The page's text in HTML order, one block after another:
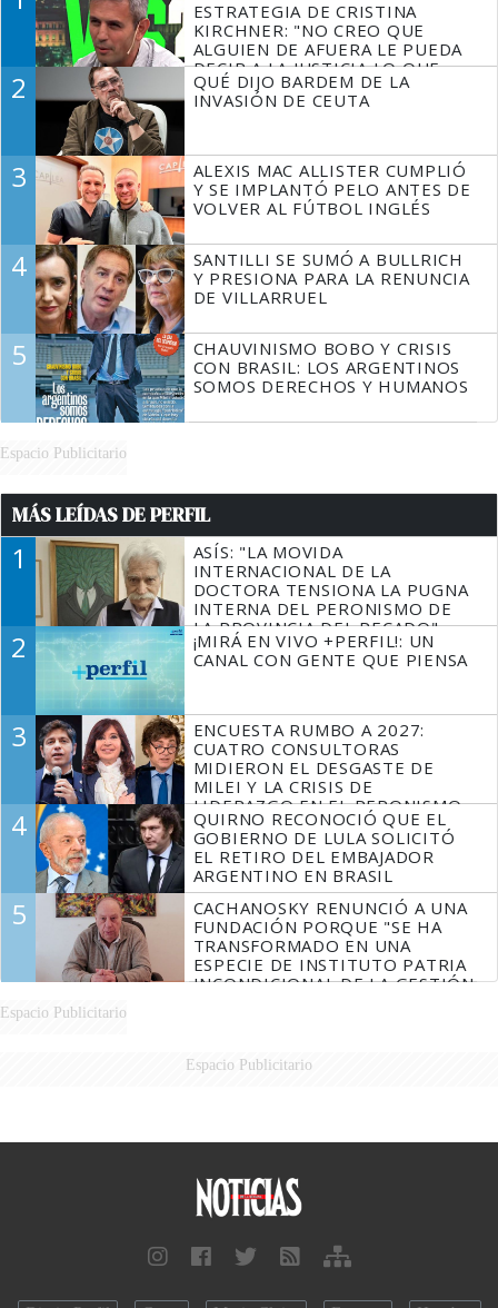
ESTRATEGIA DE CRISTINA
KIRCHNER: "NO CREO QUE
ALGUIEN DE AFUERA LE PUEDA
DECIR A LA JUSTICIA LO QUE
TIENE QUE HACER"
2
QUÉ DIJO BARDEM DE LA
INVASIÓN DE CEUTA
3
ALEXIS MAC ALLISTER CUMPLIÓ
Y SE IMPLANTÓ PELO ANTES DE
VOLVER AL FÚTBOL INGLÉS
4
SANTILLI SE SUMÓ A BULLRICH
Y PRESIONA PARA LA RENUNCIA
DE VILLARRUEL
5
CHAUVINISMO BOBO Y CRISIS
CON BRASIL: LOS ARGENTINOS
SOMOS DERECHOS Y HUMANOS
Espacio Publicitario
MÁS LEÍDAS DE PERFIL
1
ASÍS: "LA MOVIDA
INTERNACIONAL DE LA
DOCTORA TENSIONA LA PUGNA
INTERNA DEL PERONISMO DE
LA PROVINCIA DEL PECADO"
2
¡MIRÁ EN VIVO +PERFIL!: UN
CANAL CON GENTE QUE PIENSA
3
ENCUESTA RUMBO A 2027:
CUATRO CONSULTORAS
MIDIERON EL DESGASTE DE
MILEI Y LA CRISIS DE
LIDERAZGO EN EL PERONISMO
4
QUIRNO RECONOCIÓ QUE EL
GOBIERNO DE LULA SOLICITÓ
EL RETIRO DEL EMBAJADOR
ARGENTINO EN BRASIL
5
CACHANOSKY RENUNCIÓ A UNA
FUNDACIÓN PORQUE "SE HA
TRANSFORMADO EN UNA
ESPECIE DE INSTITUTO PATRIA
INCONDICIONAL DE LA GESTIÓN
Espacio Publicitario
Espacio Publicitario